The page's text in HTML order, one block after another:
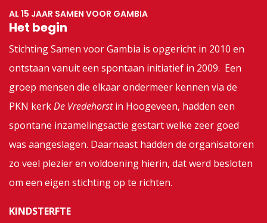
AL 15 JAAR SAMEN VOOR GAMBIA
Het begin
Stichting Samen voor Gambia is opgericht in 2010 en
ontstaan vanuit een spontaan initiatief in 2009. Een
groep mensen die elkaar ondermeer kennen via de
PKN kerkDe Vredehorstin Hoogeveen, hadden een
spontane inzamelingsactie gestart welke zeer goed
was aangeslagen. Daarnaast hadden de organisatoren
zo veel plezier en voldoening hierin, dat werd besloten
om een eigen stichting op te richten.
KINDSTERFTE